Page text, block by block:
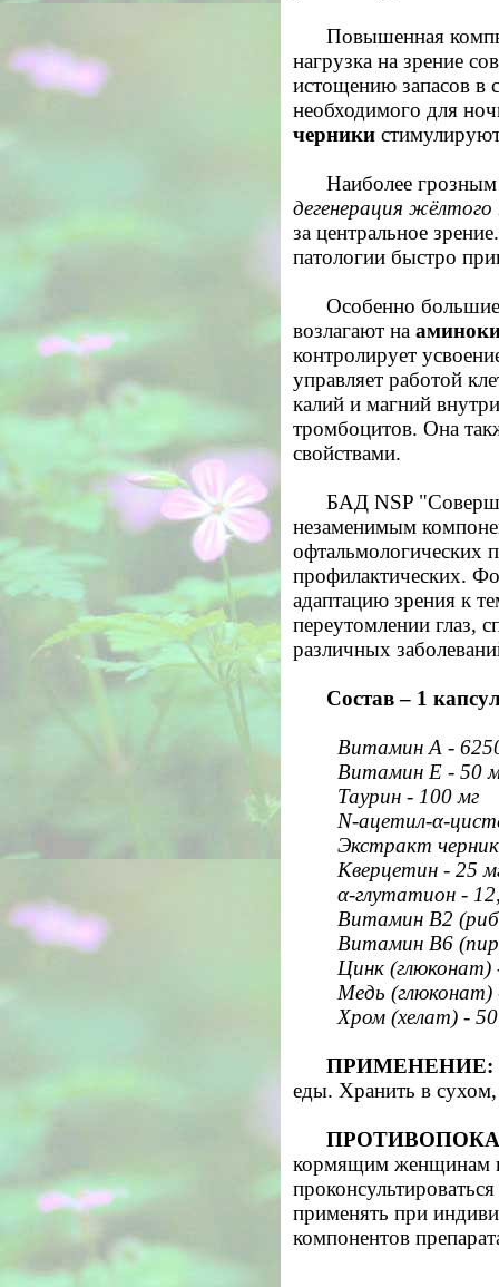
Повышенная
нагрузка на зрение
истощению запасов в
необходимого для
черники
Наиболее грозным
дегенерация
за центральное
патологии быстро
Особенно
возлагают на
контролирует
управляет работой
калий и магний
тромбоцитов. Она
свойствами.
БАД NSP
незаменимым
офтальмологических
профилактических.
адаптацию зрения к
переутомлении глаз,
различных
Состав – 1
Витамин А -
Витамин Е - 50
Таурин - 100 мг
N-ацетил-α-
Экстракт
Кверцетин - 25
α-глутатион -
Витамин В2
Витамин В6
Цинк (глюконат)
Медь (глюконат)
Хром (хелат) -
ПРИМЕНЕНИЕ:
еды. Хранить в
кормящим женщинам
применять при
компонентов